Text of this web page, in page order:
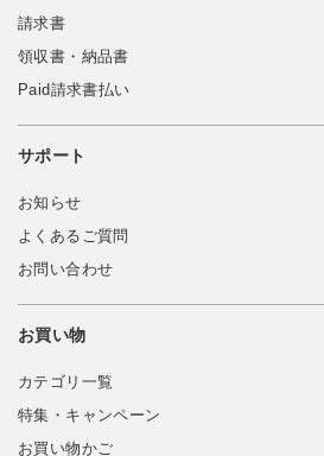
請求書
領収書・納品書
Paid請求書払い
サポート
お知らせ
よくあるご質問
お問い合わせ
お買い物
カテゴリ一覧
特集・キャンペーン
お買い物かご